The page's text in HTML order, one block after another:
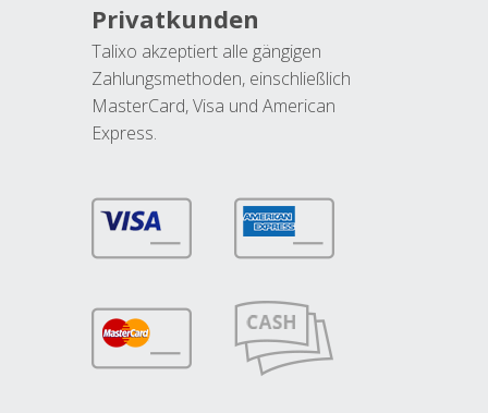
Privatkunden
Talixo akzeptiert alle gängigen
Zahlungsmethoden, einschließlich
MasterCard, Visa und American
Express.